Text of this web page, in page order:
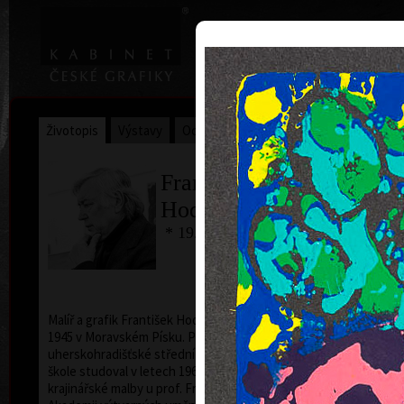
Home |
Životopis Ocenění Sbírky
František
Hodonský
* 19. 2. 1945
Malíř a grafik František Hodonský se narodil 19. února
1945 v Moravském Písku. Po studiích na
uherskohradišťské střední uměleckoprůmyslové
škole studoval v letech 1963 až 1969 v ateliéru
krajinářské malby u prof. Františka Jiroudka na